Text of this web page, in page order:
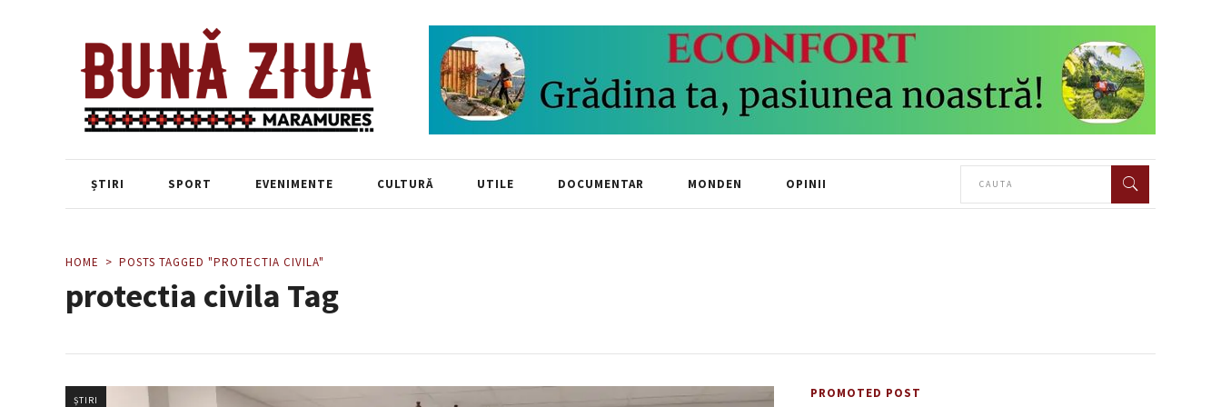
ȘTIRI SPORT EVENIMENTE CULTURĂ UTILE DOCUMENTAR MONDEN OPINII
HOME POSTS TAGGED "PROTECTIA CIVILA"
protectia civila Tag
ȘTIRI PROMOTED POST